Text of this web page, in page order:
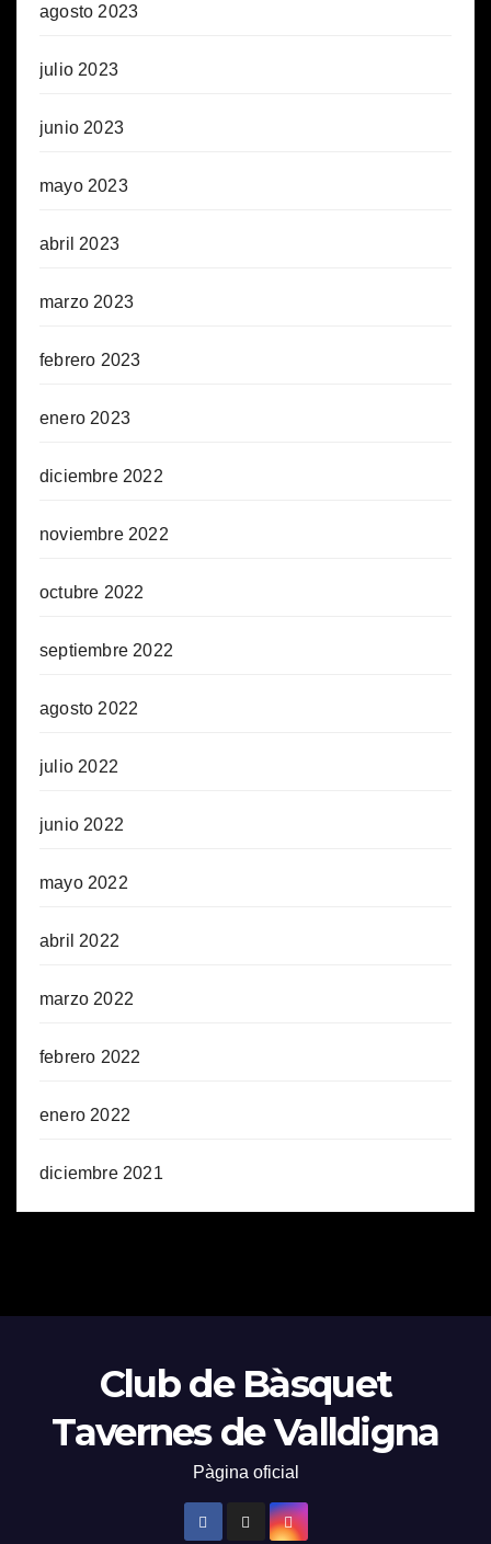
agosto 2023
julio 2023
junio 2023
mayo 2023
abril 2023
marzo 2023
febrero 2023
enero 2023
diciembre 2022
noviembre 2022
octubre 2022
septiembre 2022
agosto 2022
julio 2022
junio 2022
mayo 2022
abril 2022
marzo 2022
febrero 2022
enero 2022
diciembre 2021
Club de Bàsquet
Tavernes de Valldigna
Pàgina oficial